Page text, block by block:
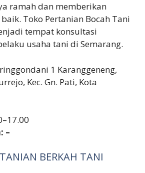
ramah dan memberikan
Toko Pertanian Bocah Tani
tempat konsultasi
usaha tani di Semarang.
1 Karanggeneng,
Kec. Gn. Pati, Kota
–
BERKAH TANI